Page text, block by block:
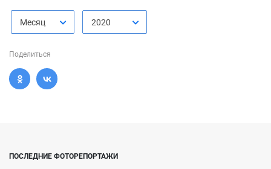
Месяц 2020
Поделиться
ПОСЛЕДНИЕ ФОТОРЕПОРТАЖИ